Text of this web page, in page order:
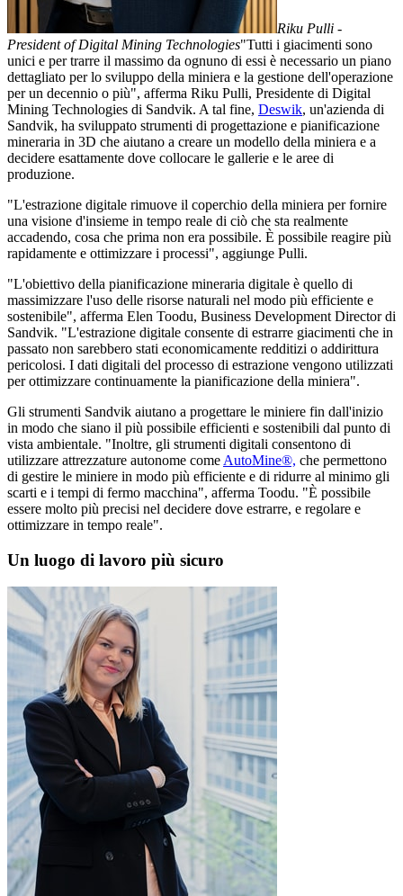
Riku Pulli -
President of Digital Mining Technologies"Tutti i giacimenti sono
unici e per trarre il massimo da ognuno di essi è necessario un piano
dettagliato per lo sviluppo della miniera e la gestione dell'operazione
per un decennio o più", afferma Riku Pulli, Presidente di Digital
Mining Technologies di Sandvik. A tal fine, Deswik, un'azienda di
Sandvik, ha sviluppato strumenti di progettazione e pianificazione
mineraria in 3D che aiutano a creare un modello della miniera e a
decidere esattamente dove collocare le gallerie e le aree di
produzione.
"L'estrazione digitale rimuove il coperchio della miniera per fornire
una visione d'insieme in tempo reale di ciò che sta realmente
accadendo, cosa che prima non era possibile. È possibile reagire più
rapidamente e ottimizzare i processi", aggiunge Pulli.
"L'obiettivo della pianificazione mineraria digitale è quello di
massimizzare l'uso delle risorse naturali nel modo più efficiente e
sostenibile", afferma Elen Toodu, Business Development Director di
Sandvik. "L'estrazione digitale consente di estrarre giacimenti che in
passato non sarebbero stati economicamente redditizi o addirittura
pericolosi. I dati digitali del processo di estrazione vengono utilizzati
per ottimizzare continuamente la pianificazione della miniera".
Gli strumenti Sandvik aiutano a progettare le miniere fin dall'inizio
in modo che siano il più possibile efficienti e sostenibili dal punto di
vista ambientale. "Inoltre, gli strumenti digitali consentono di
utilizzare attrezzature autonome come AutoMine®, che permettono
di gestire le miniere in modo più efficiente e di ridurre al minimo gli
scarti e i tempi di fermo macchina", afferma Toodu. "È possibile
essere molto più precisi nel decidere dove estrarre, e regolare e
ottimizzare in tempo reale".
Un luogo di lavoro più sicuro